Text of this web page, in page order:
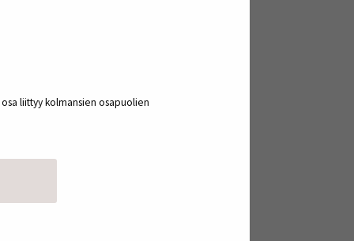
liittyy kolmansien osapuolien
sekä saavutettavuuden
työtä